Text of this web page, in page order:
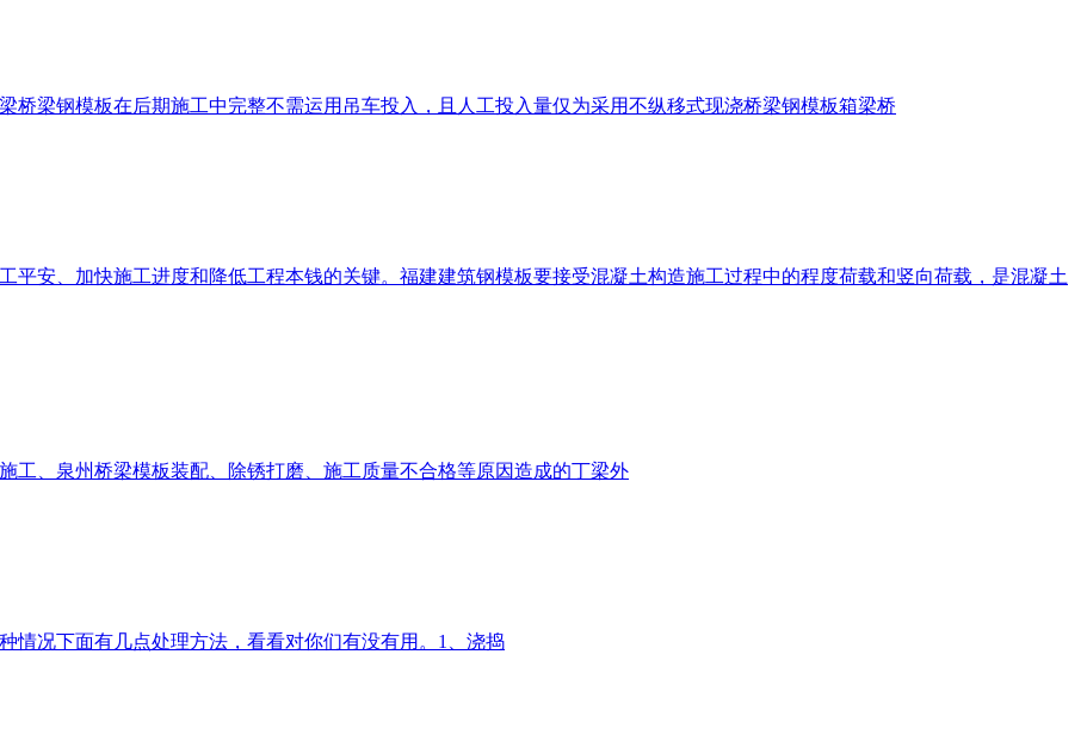
桥梁钢模板在后期施工中完整不需运用吊车投入，且人工投入量仅为采用不纵移式现浇桥梁钢模板箱梁桥
平安、加快施工进度和降低工程本钱的关键。福建建筑钢模板要接受混凝土构造施工过程中的程度荷载和竖向荷载，是混凝土
工、泉州桥梁模板装配、除锈打磨、施工质量不合格等原因造成的丁梁外
情况下面有几点处理方法，看看对你们有没有用。1、浇捣